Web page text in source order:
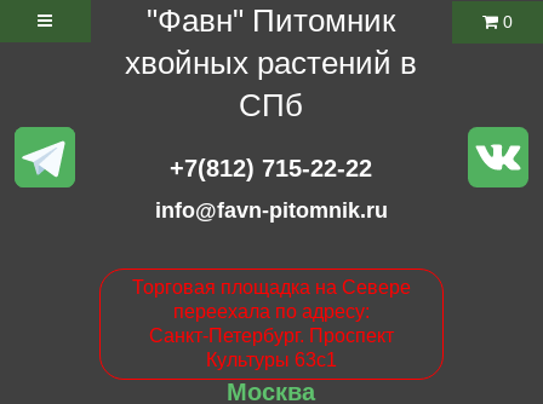
"Фавн" Питомник
хвойных растений в
СПб
+7(812) 715-22-22
info@favn-pitomnik.ru
Торговая площадка на Севере
переехала по адресу:
Санкт-Петербург. Проспект
Культуры 63с1
Москва
0